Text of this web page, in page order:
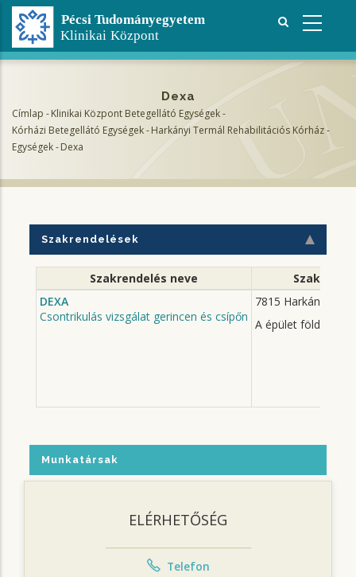
Ugrás
tartalomra
Dexa
Morzsa
Címlap -Klinikai Központ Betegellátó Egységek-
Kórházi Betegellátó Egységek-Harkányi Termál Rehabilitációs Kórház-
Egységek-Dexa
Szakrendelések
Szakrendelés neve
DEXA
Csontrikulás vizsgálat gerincen és csípőn
7815 Harkány,
A épület földszint
Munkatársak
ELÉRHETŐSÉG
Telefon